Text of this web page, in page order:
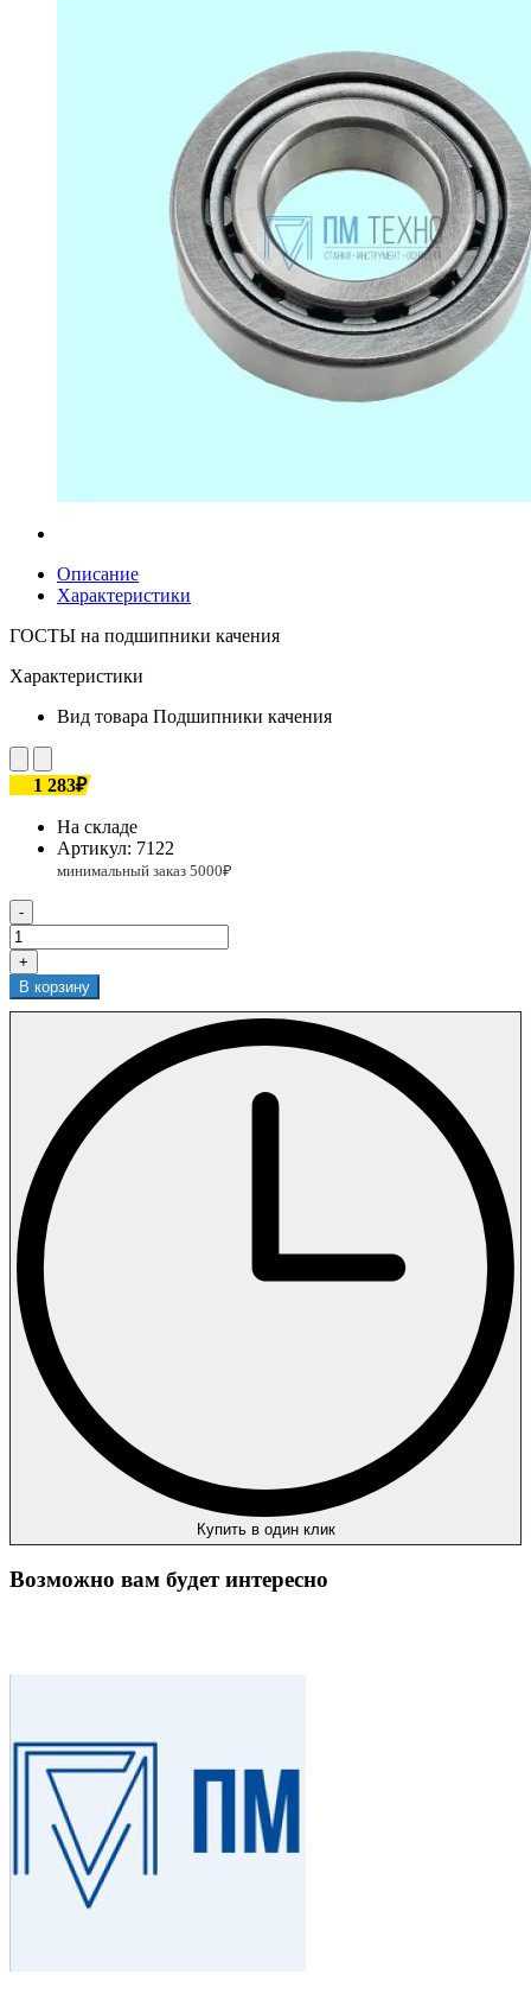
Описание
Характеристики
ГОСТЫ на подшипники качения
Характеристики
Вид товара Подшипники качения
1 283₽
На складе
Артикул: 7122
-
+
В корзину
Купить в один клик
Возможно вам будет интересно